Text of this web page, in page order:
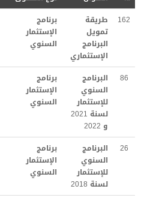
تاريخ المدينة
زيارة المدينة
الحياة الإقتصادية
المدينة بالأرقام
المنشأت
الجمعيات و المنظمات
التعريف بالبلدية
تاريخ الإحداث
162
طريقة
تمويل
البرنامج
الإستثماري
برنامج
الإستثمار
السنوي
86
البرنامج
السنوي
للإستثمار
لسنة 2021
و 2022
برنامج
الإستثمار
السنوي
26
البرنامج
السنوي
للإستثمار
لسنة 2018
برنامج
الإستثمار
السنوي